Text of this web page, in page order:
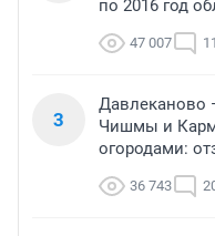
по 2016 год
47 007 11
3
Давлеканово
Чишмы и
огородами:
36 743